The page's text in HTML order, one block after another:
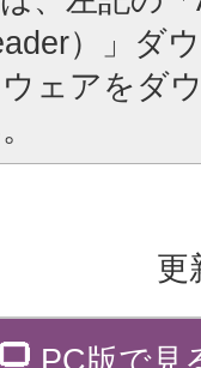
）」ダ
ェアをダ
更
PC版で見